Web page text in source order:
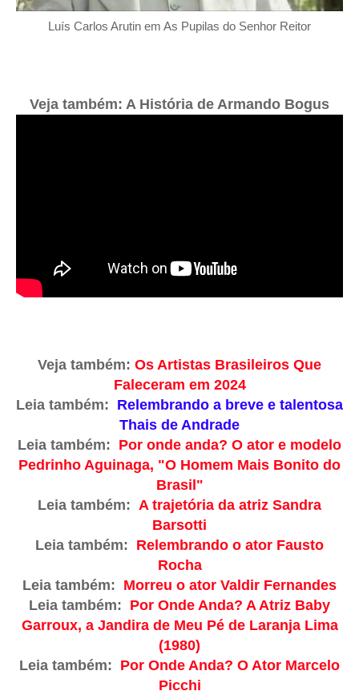
Luís Carlos Arutin em As Pupilas do Senhor Reitor
Veja também: A História de Armando Bogus
Veja também: Os Artistas Brasileiros Que
Faleceram em 2024
Leia também: Relembrando a breve e talentosa
Thais de Andrade
Leia também: Por onde anda? O ator e modelo
Pedrinho Aguinaga, "O Homem Mais Bonito do
Brasil"
Leia também: A trajetória da atriz Sandra
Barsotti
Leia também: Relembrando o ator Fausto
Rocha
Leia também: Morreu o ator Valdir Fernandes
Leia também: Por Onde Anda? A Atriz Baby
Garroux, a Jandira de Meu Pé de Laranja Lima
(1980)
Leia também: Por Onde Anda? O Ator Marcelo
Picchi